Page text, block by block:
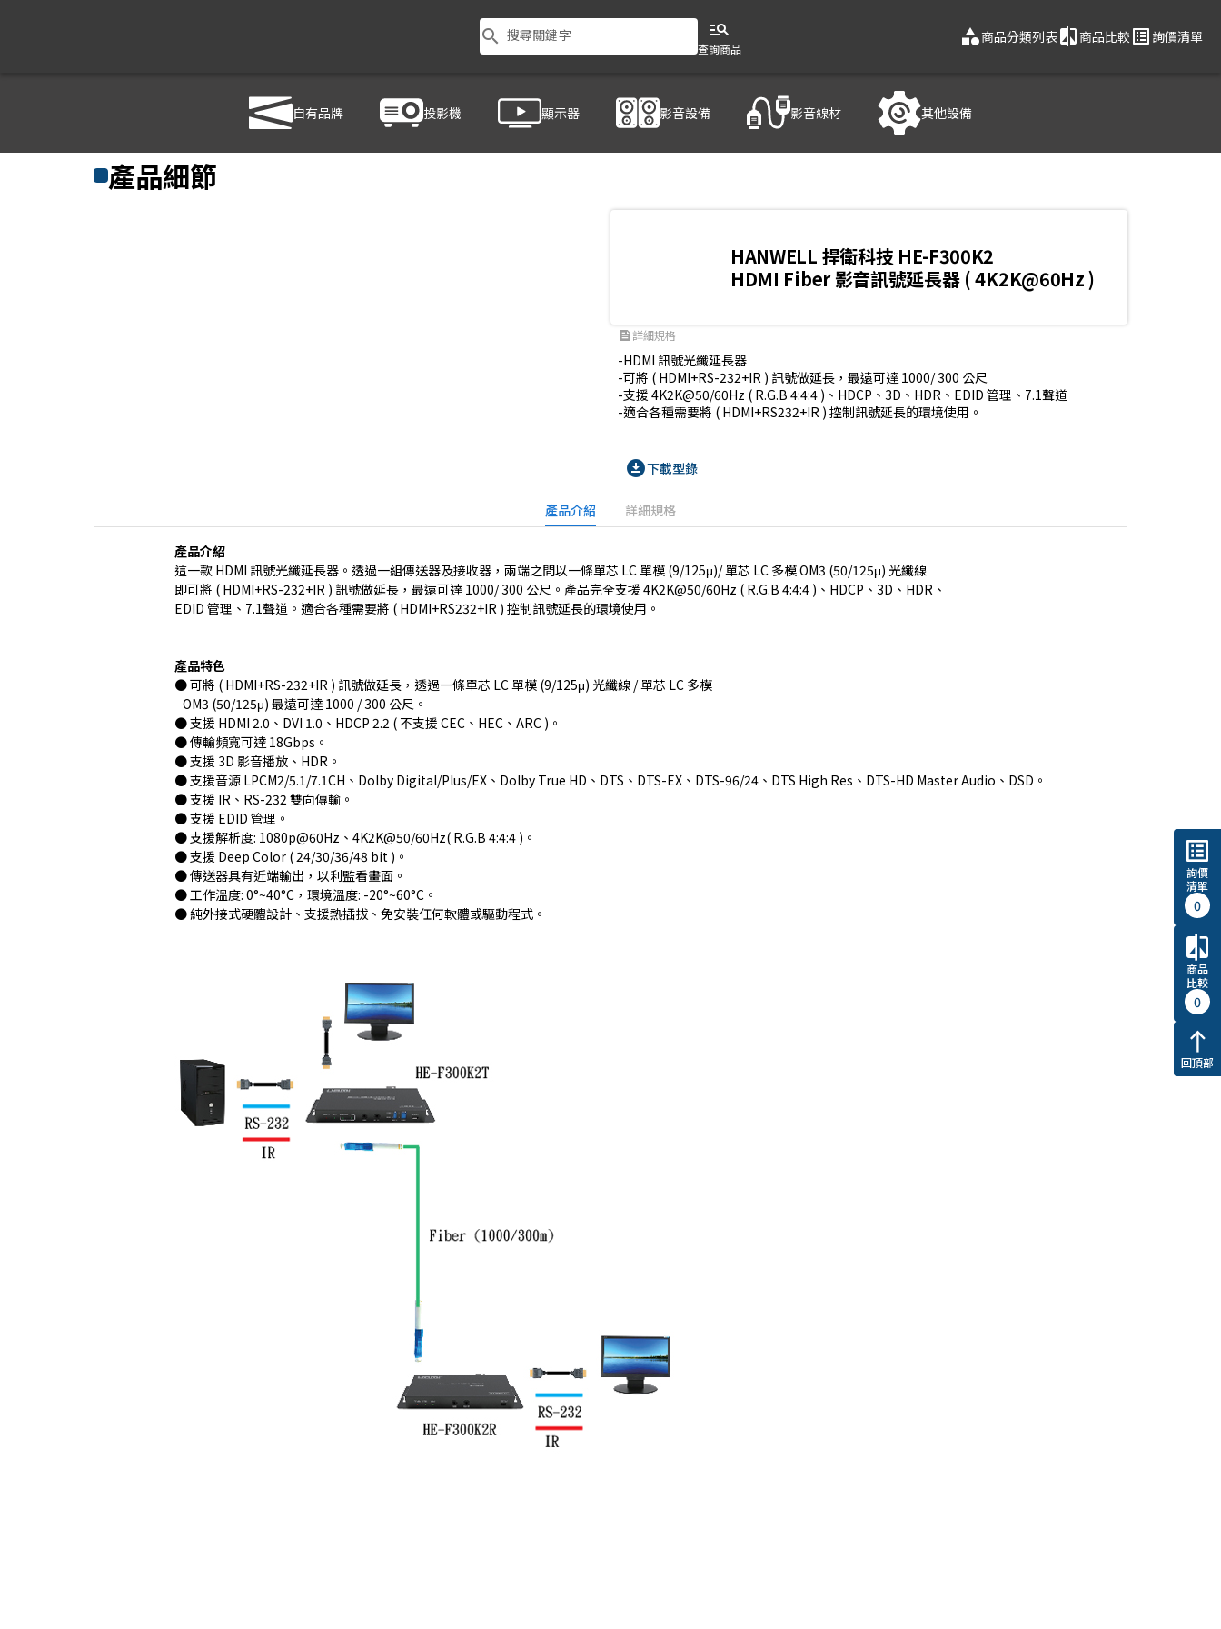
search 搜尋關鍵字 manage_search
查詢商品
category商品分類列表compare商品比較 list_alt 詢價清單
自有品牌 投影機 顯示器 影音設備 影音線材 其他設備
影音處理設備 / HANWELL 捍衛科技 HE-F300K2
產品細節
HANWELL 捍衛科技 HE-F300K2
HDMI Fiber 影音訊號延長器 ( 4K2K@60Hz )
feed詳細規格
-HDMI 訊號光纖延長器
-可將 ( HDMI+RS-232+IR ) 訊號做延長，最遠可達 1000/ 300 公尺
-支援 4K2K@50/60Hz ( R.G.B 4:4:4 )、HDCP、3D、HDR、EDID 管理、7.1聲道
download_for_offline下載型錄
產品介紹 詳細規格
產品介紹
這一款 HDMI 訊號光纖延長器。透過一組傳送器及接收器，兩端之間以一條單芯 LC 單模 (9/125μ)/ 單芯 LC 多模 OM3 (50/125μ) 光纖線
即可將 ( HDMI+RS-232+IR ) 訊號做延長，最遠可達 1000/ 300 公尺。產品完全支援 4K2K@50/60Hz ( R.G.B 4:4:4 )、HDCP、3D、HDR、
EDID 管理、7.1聲道。適合各種需要將 ( HDMI+RS232+IR ) 控制訊號延長的環境使用。
產品特色
● 可將 ( HDMI+RS-232+IR ) 訊號做延長，透過一條單芯 LC 單模 (9/125μ) 光纖線 / 單芯 LC 多模
OM3 (50/125μ) 最遠可達 1000 / 300 公尺。
● 支援 HDMI 2.0、DVI 1.0、HDCP 2.2 ( 不支援 CEC、HEC、ARC )。
● 傳輸頻寬可達 18Gbps。
● 支援 3D 影音播放、HDR。
● 支援音源 LPCM2/5.1/7.1CH、Dolby Digital/Plus/EX、Dolby True HD、DTS、DTS-EX、DTS-96/24、DTS High Res、DTS-HD Master Audio、DSD。
● 支援 IR、RS-232 雙向傳輸。
● 支援 EDID 管理。
● 支援解析度: 1080p@60Hz、4K2K@50/60Hz( R.G.B 4:4:4 )。
● 支援 Deep Color ( 24/30/36/48 bit )。
● 傳送器具有近端輸出，以利監看畫面。
● 工作溫度: 0°~40°C，環境溫度: -20°~60°C。
● 純外接式硬體設計、支援熱插拔、免安裝任何軟體或驅動程式。
list_alt
詢價
清單
0
compare
商品
比較
0
north
回頂部